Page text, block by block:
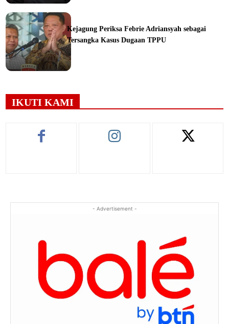
Kejagung Periksa Febrie Adriansyah sebagai
Tersangka Kasus Dugaan TPPU
IKUTI KAMI
- Advertisement -